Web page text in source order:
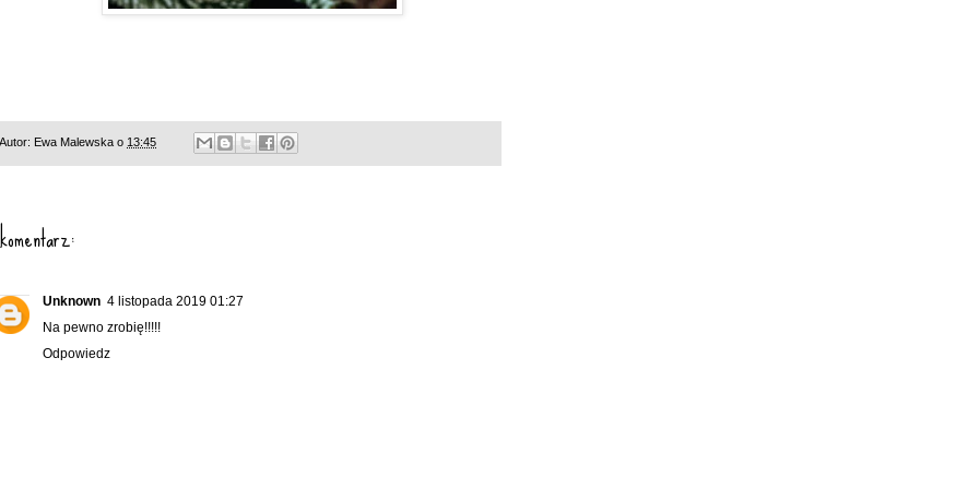
Autor: Ewa Malewska o 13:45
Unknown 4 listopada 2019 01:27
Na pewno zrobię!!!!!
Odpowiedz